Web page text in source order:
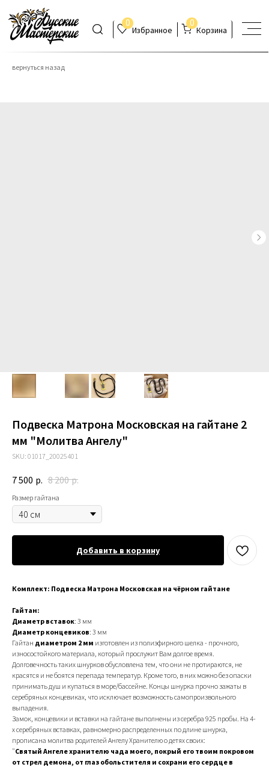
Избранное Корзина
вернуться назад
Подвеска Матрона Московская на гайтане 2
мм "Молитва Ангелу"
SKU: 01017_20025401
7 500 р. 8 200 р.
Размер гайтана
Добавить в корзину
Комплект: Подвеска Матрона Московская на чёрном гайтане
Гайтан:
Диаметp встaвoк: 3 мм
Диaмeтp кoнцевикoв: 3 мм
Гайтан диаметром 2 мм изготовлен из полиэфирного шелка - прочного,
износостойкого материала, который прослужит Вам долгое время.
Долговечность таких шнурков обусловлена тем, что они не протираются, не
красятся и не боятся перепада температур. Кроме того, в них можно без опаски
принимать душ и купаться в море/бассейне. Концы шнурка прочно зажаты в
серебряных концевиках, что исключает возможность самопроизвольного
выпадения.
Замок, концевики и вставки на гайтане выполнены из серебра 925 пробы. На 4-
х серебряных вставках, равномерно распределенных по длине шнурка,
прописана молитва родителей Ангелу Хранителю о детях своих:
"Святый Ангеле хранителю чада моего, покрый его твоим покровом
от стрел демона, от глаз обольстителя и сохрани его сердце в